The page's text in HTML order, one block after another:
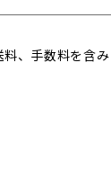
、手数料を含